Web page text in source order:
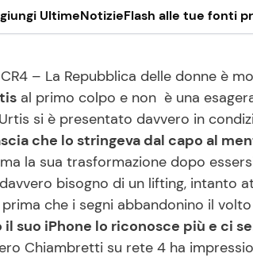
UltimeNotizieFlash alle tue fonti
– La Repubblica delle donne è
al primo colpo e non è una
si è presentato davvero in
che lo stringeva dal capo al
la sua trasformazione dopo
bisogno di un lifting, intanto
che i segni abbandonino il
suo iPhone lo riconosce più e ci
Chiambretti su rete 4 ha